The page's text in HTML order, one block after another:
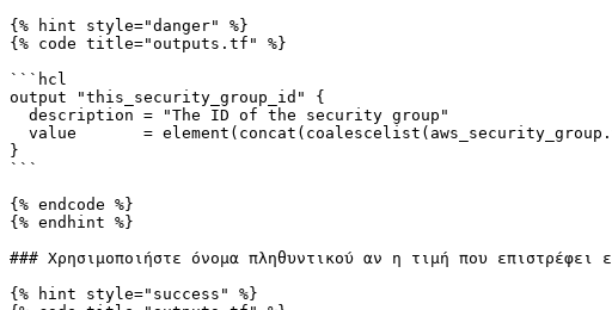
{% hint style="danger" %}
{% code title="outputs.tf" %}
```hcl
output "this_security_group_id" {
}
```
{% endcode %}
{% endhint %}
### Χρησιμοποιήστε όνομα πληθυντικού αν η τιμή που επιστρέφει
{% hint style="success" %}